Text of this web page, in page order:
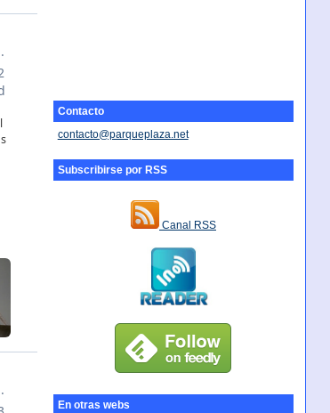
Contacto
contacto@parqueplaza.net
Subscribirse por RSS
Canal RSS
En otras webs